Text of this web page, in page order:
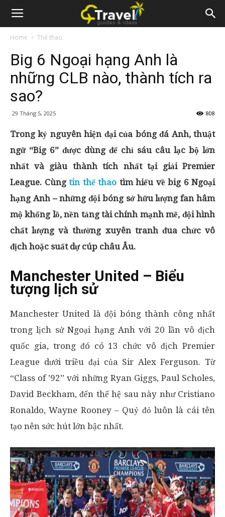
Home Thể thao
Big 6 Ngoại hạng Anh là
những CLB nào, thành tích ra
sao?
29 Tháng 5, 2025 808
Trong kỷ nguyên hiện đại của bóng đá Anh, thuật
ngữ “Big 6” được dùng để chỉ sáu câu lạc bộ lớn
nhất và giàu thành tích nhất tại giải Premier
League. Cùng tin thể thao tìm hiểu về big 6 Ngoại
hạng Anh – những đội bóng sở hữu lượng fan hâm
mộ khổng lồ, nền tảng tài chính mạnh mẽ, đội hình
chất lượng và thường xuyên tranh đua chức vô
địch hoặc suất dự cúp châu Âu.
Manchester United – Biểu
tượng lịch sử
Manchester United là đội bóng thành công nhất
trong lịch sử Ngoại hạng Anh với 20 lần vô địch
quốc gia, trong đó có 13 chức vô địch Premier
League dưới triều đại của Sir Alex Ferguson. Từ
“Class of ’92” với những Ryan Giggs, Paul Scholes,
David Beckham, đến thế hệ sau này như Cristiano
Ronaldo, Wayne Rooney – Quỷ đỏ luôn là cái tên
tạo nên sức hút lớn bậc nhất.